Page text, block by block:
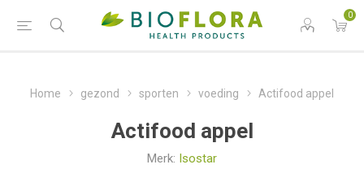
0
Home gezond sporten voeding Actifood appel
Actifood appel
Merk: Isostar